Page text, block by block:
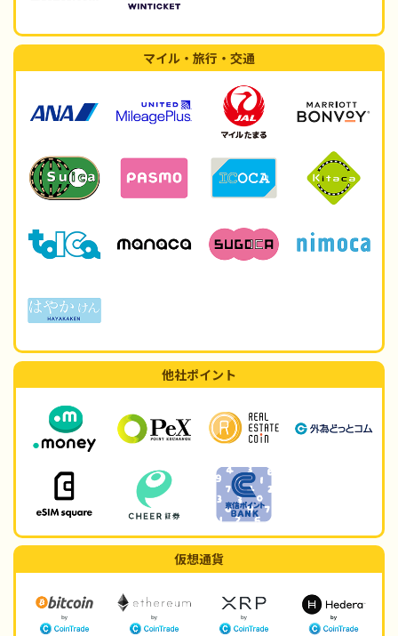
マイル・旅行・交通
他社ポイント
仮想通貨